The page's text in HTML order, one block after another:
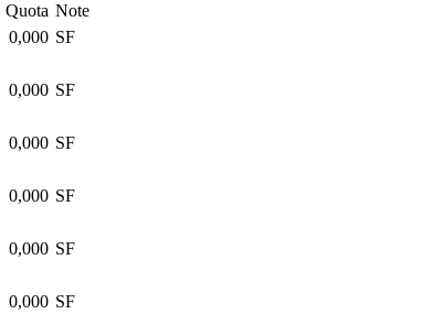
Quota Note
0,000 SF
0,000 SF
0,000 SF
0,000 SF
0,000 SF
0,000 SF